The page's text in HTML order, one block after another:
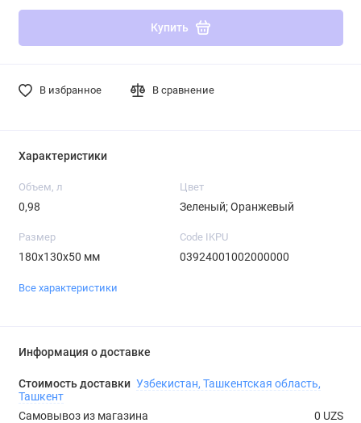
Купить
В избранное В сравнение
Характеристики
Объем, л
0,98
Цвет
Зеленый; Оранжевый
Размер
180x130x50 мм
Code IKPU
03924001002000000
Все характеристики
Информация о доставке
Стоимость доставки Узбекистан, Ташкентская область,
Ташкент
Самовывоз из магазина
0 UZS